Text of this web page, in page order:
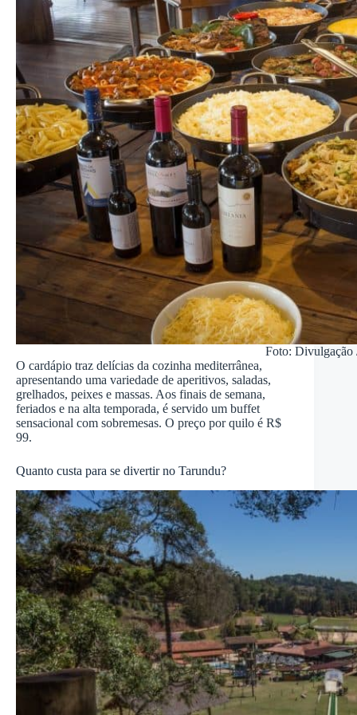
Foto:
O cardápio traz delícias da cozinha mediterrânea,
apresentando uma variedade de aperitivos, saladas,
grelhados, peixes e massas. Aos finais de semana,
feriados e na alta temporada, é servido um buffet
sensacional com sobremesas. O preço por quilo é R$
99.
Quanto custa para se divertir no Tarundu?